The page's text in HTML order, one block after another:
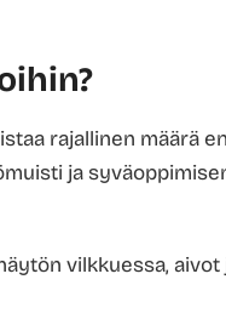
rajallinen määrä
ja
vilkkuessa,